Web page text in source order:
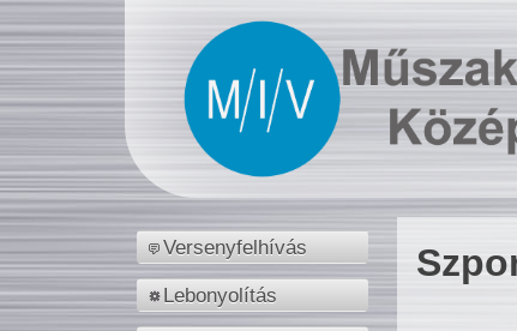
Versenyfelhívás
Lebonyolítás